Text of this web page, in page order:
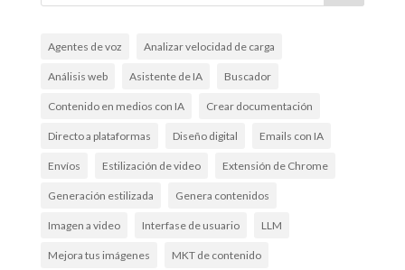
Agentes de voz Analizar velocidad de carga
Análisis web Asistente de IA Buscador
Contenido en medios con IA Crear documentación
Directo a plataformas Diseño digital Emails con IA
Envíos Estilización de video Extensión de Chrome
Generación estilizada Genera contenidos
Imagen a video Interfase de usuario LLM
Mejora tus imágenes MKT de contenido